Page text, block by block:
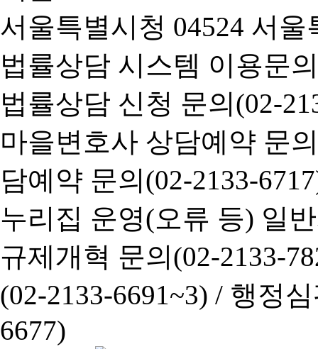
서울특별시청 04524 서
법률상담 시스템 이용문
법률상담 신청 문의(02-
마을변호사 상담예약 문
담예약 문의(02-2133-
누리집 운영(오류 등) 일
규제개혁 문의(02-2133-
(02-2133-6691~3) / 행정심
6677)